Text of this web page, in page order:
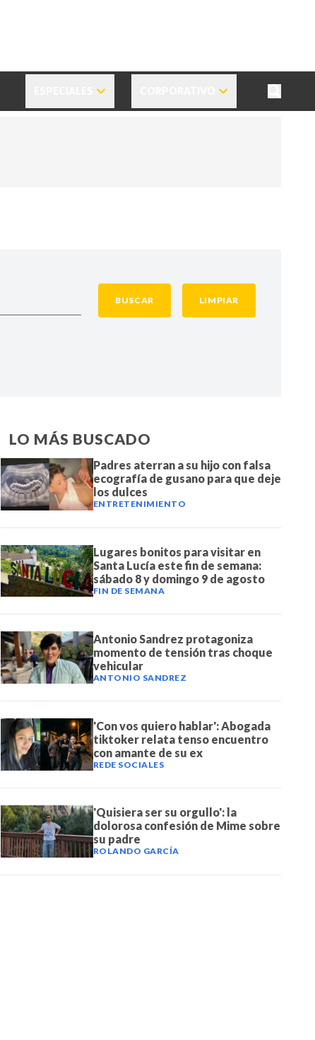
BUSCAR LIMPIAR
LO MÁS BUSCADO
Padres aterran a su hijo con falsa
ecografía de gusano para que deje
los dulces
ENTRETENIMIENTO
Lugares bonitos para visitar en
Santa Lucía este fin de semana:
sábado 8 y domingo 9 de agosto
FIN DE SEMANA
Antonio Sandrez protagoniza
momento de tensión tras choque
vehicular
ANTONIO SANDREZ
'Con vos quiero hablar': Abogada
tiktoker relata tenso encuentro
con amante de su ex
REDE SOCIALES
'Quisiera ser su orgullo': la
dolorosa confesión de Mime sobre
su padre
ROLANDO GARCÍA